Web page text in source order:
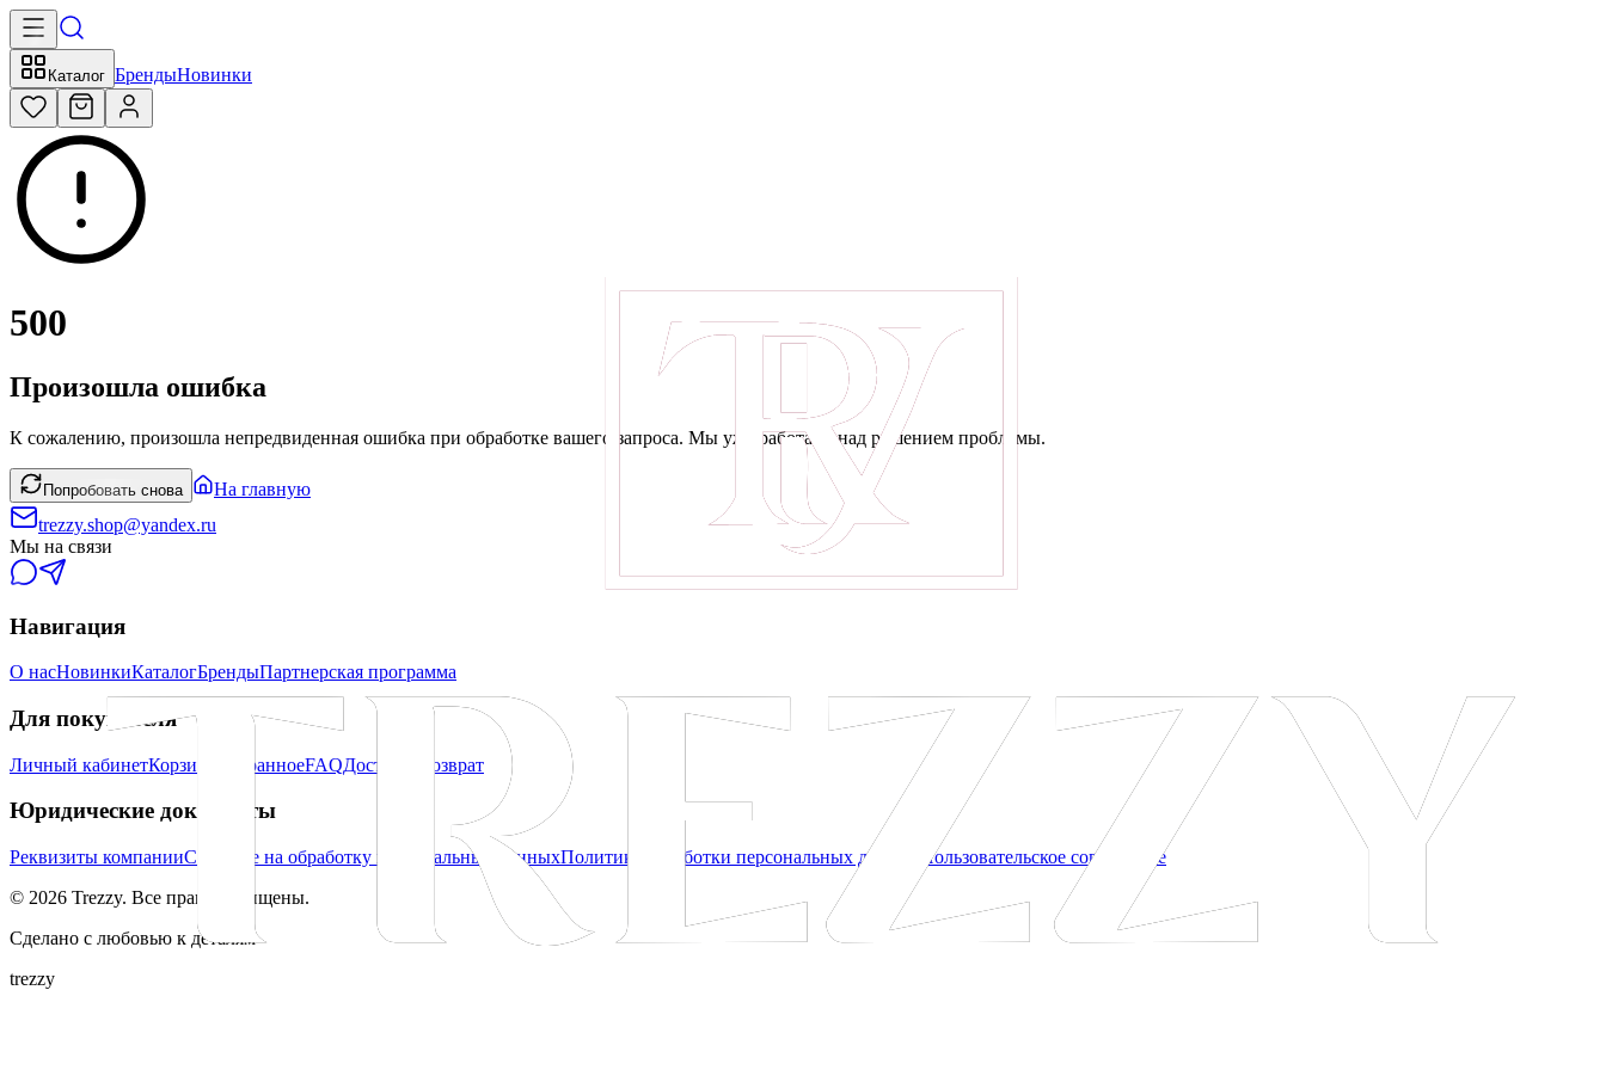
Каталог БрендыНовинки
500
Произошла ошибка
К сожалению, произошла непредвиденная ошибка при обработке вашего запроса. Мы уже работаем над решением проблемы.
Попробовать снова
На главную
trezzy.shop@yandex.ru
Мы на связи
Навигация
О насНовинкиКаталогБрендыПартнерская программа
Для покупателя
Личный кабинетКорзина ИзбранноеFAQДоставка Возврат
Юридические документы
Реквизиты компанииСогласие на обработку персональных данныхПолитика обработки персональных данных
Пользовательское соглашение
© 2026 Trezzy. Все права защищены.
Сделано с любовью к деталям
trezzy